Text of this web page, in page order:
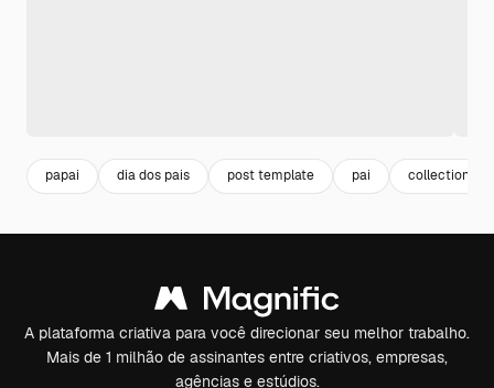
papai dia dos pais post template pai collection
A plataforma criativa para você direcionar seu melhor trabalho.
Mais de 1 milhão de assinantes entre criativos, empresas,
agências e estúdios.